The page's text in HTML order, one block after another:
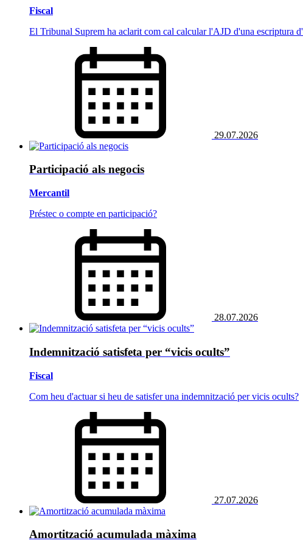
Fiscal
El Tribunal Suprem ha aclarit com cal calcular l'AJD d'una escriptura
29.07.2026
Participació als negocis
Mercantil
Préstec o compte en participació?
28.07.2026
Indemnització satisfeta per “vicis ocults”
Fiscal
Com heu d'actuar si heu de satisfer una indemnització per vicis ocults?
27.07.2026
Amortització acumulada màxima